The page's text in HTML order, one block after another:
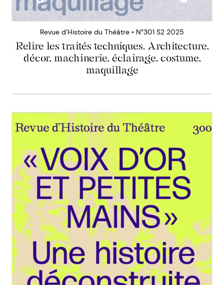
Revue d’Histoire du Théâtre • N°301 S2 2025
Relire les traités techniques. Architecture,
décor, machinerie, éclairage, costume,
maquillage